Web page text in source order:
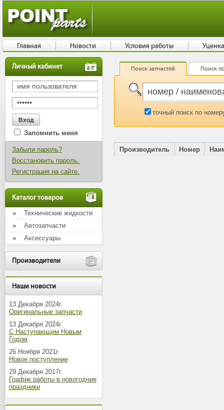
Личный кабинет
Запомнить меня
Забыли пароль?
Восстановить пароль.
Регистрация на сайте.
Каталог товаров
Технические жидкости
Автозапчасти
Аксессуары
Производители
Наши новости
13 Декабря 2024г.
Оригинальные запчасти
13 Декабря 2024г.
С Наступающим Новым
Годом
26 Ноября 2021г.
Новое поступление
29 Декабря 2017г.
График работы в новогодние
праздники
Поиск запчастей Поиск
точный поиск по
Производитель Номер
Главная Новости Условия работы